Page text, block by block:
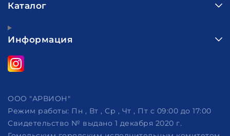
Каталог
Информация
ООО "АРВИОН"
Режим работы: Пн , Вт , Ср , Чт , Пт c 09:00 до 17:00
Свидетельство № выдано 1 декабря 2020 г.